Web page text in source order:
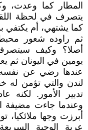
المطار كما وعدت،
يتصرف في لحظة
كما يشتهي، أم يكتفي
ثم راوده شعور
أصلا؟ وكيف
يومين في اليونان ثم
عندها رضي عن نفسه
لندن والتي تؤمن
تدبير الأمور. لكنه
وعندما جاءت مضيفة
أبرزت وجها
عربة الوجبة